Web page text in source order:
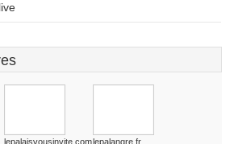
lepalaisvousinvite.comlepalangre.fr